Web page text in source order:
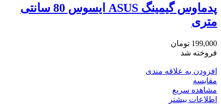
پدماوس گیمینگ ASUS ایسوس 80 سانتی
متری
199,000 تومان
فروخته شد
افزودن به علاقه مندی
مقایسه
مشاهده سریع
اطلاعات بیشتر